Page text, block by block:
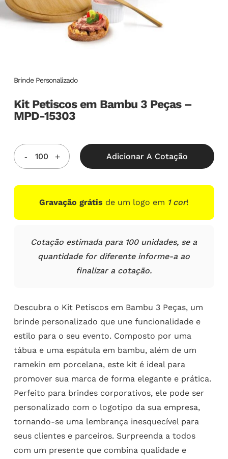
Brinde Personalizado
Kit Petiscos em Bambu 3 Peças –
MPD-15303
Adicionar A Cotação
Gravação grátis de um logo em 1 cor!
Cotação estimada para 100 unidades, se a
quantidade for diferente informe-a ao
finalizar a cotação.
Descubra o Kit Petiscos em Bambu 3 Peças, um
brinde personalizado que une funcionalidade e
estilo para o seu evento. Composto por uma
tábua e uma espátula em bambu, além de um
ramekin em porcelana, este kit é ideal para
promover sua marca de forma elegante e prática.
Perfeito para brindes corporativos, ele pode ser
personalizado com o logotipo da sua empresa,
tornando-se uma lembrança inesquecível para
seus clientes e parceiros. Surpreenda a todos
com um presente que combina qualidade e